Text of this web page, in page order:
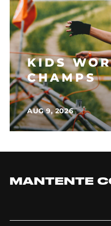
KIDS
CHAMPS
AUG 9, 2026
MANTENTE